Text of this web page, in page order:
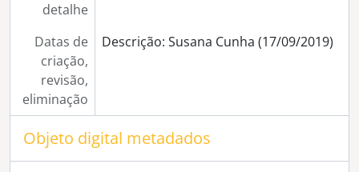
[Coleção] Colecção Eduardo Gageiro
[Coleção] Colecção Gérard Castello-Lopes
[Coleção] Colecção Guilherme Silva
detalhe
Datas de
criação,
revisão,
eliminação
Descrição: Susana Cunha (17/09/2019)
Objeto digital metadados